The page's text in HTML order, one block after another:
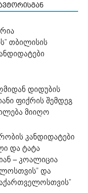
თბილისის
დიდუბის
ფიქრის შემდეგ
მიიღო
კანდიდატები
და ტატა
– კოალიცია
და